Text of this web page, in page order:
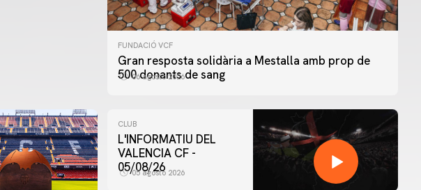
FUNDACIÓ VCF
Gran resposta solidària a Mestalla amb prop de
500 donants de sang
06 agosto 2026
CLUB
L'INFORMATIU DEL
VALENCIA CF -
05/08/26
05 agosto 2026